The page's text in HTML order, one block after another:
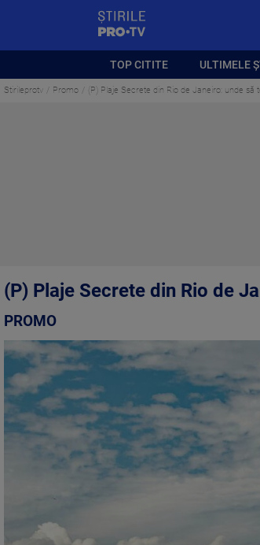
TOP CITITE ULTIMELE
Stirileprotv Promo (P) Plaje Secrete din Rio de Janeiro: unde
(P) Plaje Secrete din Rio de
PROMO